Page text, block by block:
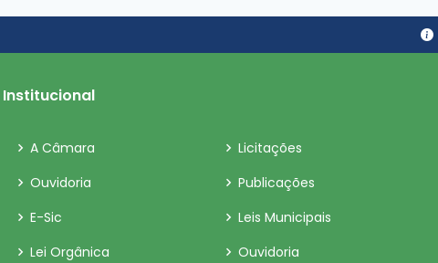
Institucional
A Câmara
Ouvidoria
E-Sic
Lei Orgânica
Licitações
Publicações
Leis Municipais
Ouvidoria